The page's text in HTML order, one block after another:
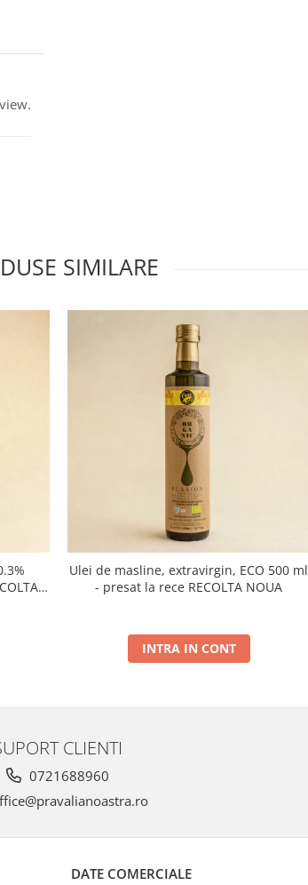
SIMILARE
Ulei de masline, extravirgin, ECO 500 ml
- presat la rece RECOLTA NOUA
INTRA IN CONT
CLIENTI
0721688960
DATE COMERCIALE